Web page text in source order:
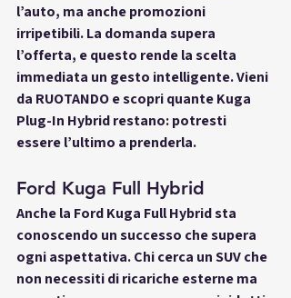
l’auto, ma anche promozioni
irripetibili. La domanda supera
l’offerta, e questo rende la scelta
immediata un gesto intelligente. Vieni
da RUOTANDO e scopri quante Kuga
Plug-In Hybrid restano: potresti
essere l’ultimo a prenderla.
Ford Kuga Full Hybrid
Anche la Ford Kuga Full Hybrid sta
conoscendo un successo che supera
ogni aspettativa. Chi cerca un SUV che
non necessiti di ricariche esterne ma